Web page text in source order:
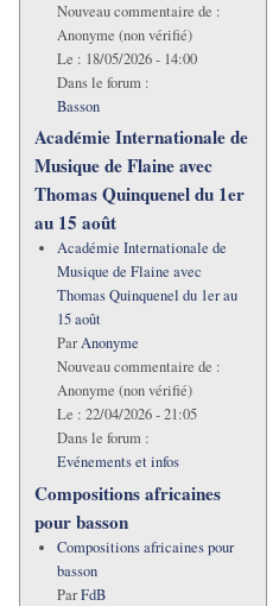
Nouveau commentaire de :
Anonyme (non vérifié)
Le : 18/05/2026 - 14:00
Dans le forum :
Basson
Académie Internationale de
Musique de Flaine avec
Thomas Quinquenel du 1er
au 15 août
Académie Internationale de
Musique de Flaine avec
Thomas Quinquenel du 1er au
15 août
ParAnonyme
Nouveau commentaire de :
Anonyme (non vérifié)
Le : 22/04/2026 - 21:05
Dans le forum :
Evénements et infos
Compositions africaines
pour basson
Compositions africaines pour
basson
ParFdB